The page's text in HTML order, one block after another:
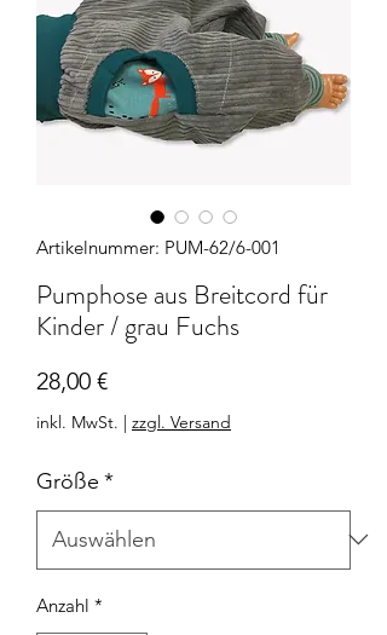
Artikelnummer: PUM-62/6-001
Pumphose aus Breitcord für
Kinder / grau Fuchs
28,00 €Preis
inkl. MwSt. | zzgl. Versand
Größe *
Anzahl *